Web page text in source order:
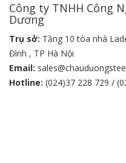
Công ty TNHH Công
Dương
Trụ sở: Tầng 10 tòa nhà
Đình , TP Hà Nội
Email:
Hotline: (024)37 228 729 /